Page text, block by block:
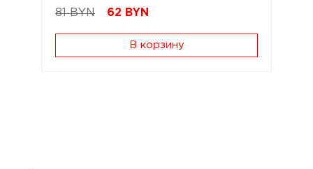
81 BYN 62 BYN
В корзину